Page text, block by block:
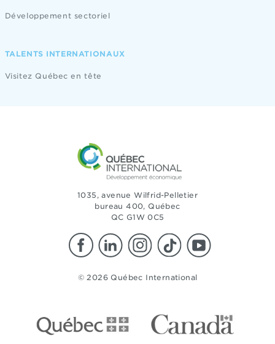
Développement sectoriel
TALENTS INTERNATIONAUX
Visitez Québec en tête
1035, avenue Wilfrid-Pelletier
bureau 400, Québec
QC G1W 0C5
© 2026 Québec International